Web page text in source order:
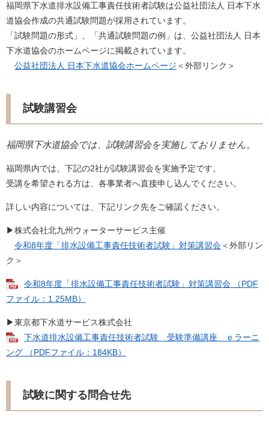
福岡県下水道排水設備工事責任技術者試験は公益社団法人 日本下水
道協会作成の共通試験問題が採用されています。
「試験問題の形式」、「共通試験問題の例」は、公益社団法人 日本
下水道協会のホームページに掲載されています。
公益社団法人 日本下水道協会ホームページ ＜外部リンク＞
試験講習会
福岡県下水道協会では、試験講習会を実施しておりません。
福岡県内では、下記の2社が試験講習会を実施予定です。
受講を希望される方は、各事業者へ直接申し込んでください。
詳しい内容については、下記リンク先をご確認ください。
▶株式会社北九州ウォーターサービス主催
令和8年度「排水設備工事責任技術者試験」対策講習会＜外部リン
ク＞
令和8年度「排水設備工事責任技術者試験」対策講習会 （PDF
ファイル：1.25MB）
▶東京都下水道サービス株式会社
下水道排水設備工事責任技術者試験 受験準備講座 ｅラーニ
ング （PDFファイル：184KB）
試験に関する問合せ先